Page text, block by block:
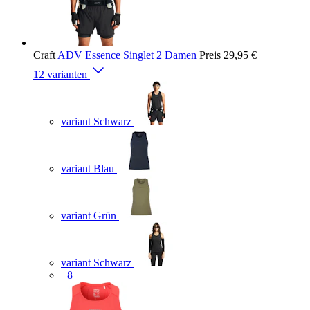
Craft ADV Essence Singlet 2 Damen Preis 29,95 €
12 varianten
variant Schwarz
variant Blau
variant Grün
variant Schwarz
+8